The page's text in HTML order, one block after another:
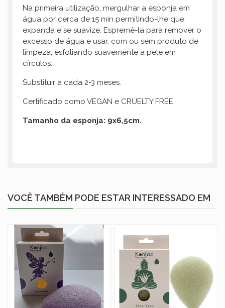
Na primeira utilização, mergulhar a esponja em
água por cerca de 15 min permitindo-lhe que
expanda e se suavize. Espremê-la para remover o
excesso de água e usar, com ou sem produto de
limpeza, esfoliando suavemente a pele em
círculos.
Substituir a cada 2-3 meses.
Certificado como VEGAN e CRUELTY FREE
Tamanho da esponja: 9x6,5cm.
VOCÊ TAMBÉM PODE ESTAR INTERESSADO EM